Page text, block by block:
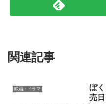
関連記事
映画・ドラマ
ぼ
売